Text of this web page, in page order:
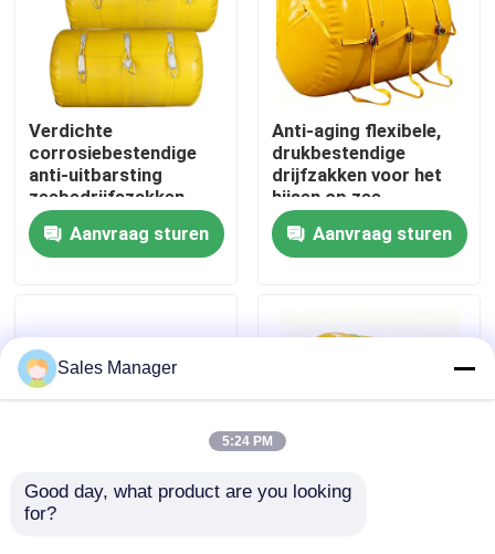
Videos
Over ons
Fabrieksreis
Kwaliteitscontrole
Vraag een offerte aan
Airbags van maritiem rubber
Verdichte
corrosiebestendige
anti-uitbarsting
zeebedrijfszakken
voor reddingslift
Aanvraag sturen
Anti-aging flexibele,
drukbestendige
drijfzakken voor het
hijsen op zee
Aanvraag sturen
Hoge sterkte
Sales Manager
5:24 PM
Good day, what product are you looking
for?